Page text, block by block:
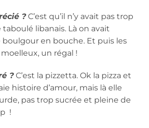
?C’est qu’il n’y avait pas trop
taboulé libanais. Là on avait
en bouche. Et puis les
un régal !
?C’est la pizzetta. Ok la pizza et
histoire d’amour, mais là elle
pas trop sucrée et pleine de
!